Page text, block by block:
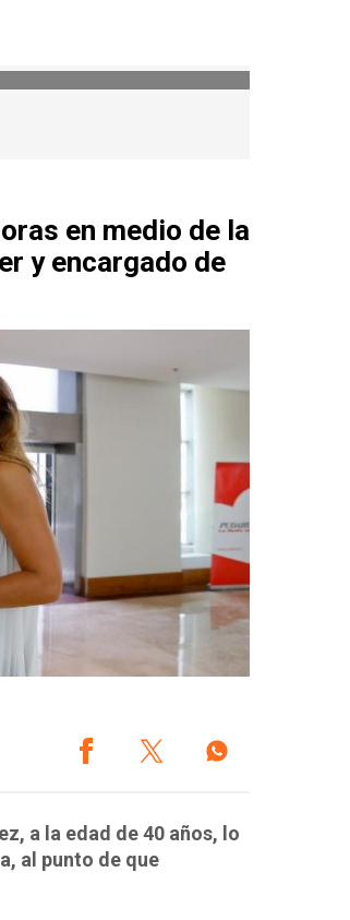
en medio de la
y encargado de
a la edad de 40 años, lo
al punto de que